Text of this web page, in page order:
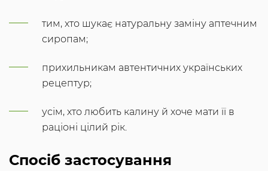
тим, хто шукає натуральну заміну аптечним
сиропам;
прихильникам автентичних українських
рецептур;
усім, хто любить калину й хоче мати її в
раціоні цілий рік.
Спосіб застосування